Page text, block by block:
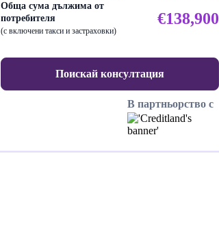
Обща сума дължима от
потребителя
(с включени такси и застраховки)
€138,900
Поискай консултация
В партньорство с